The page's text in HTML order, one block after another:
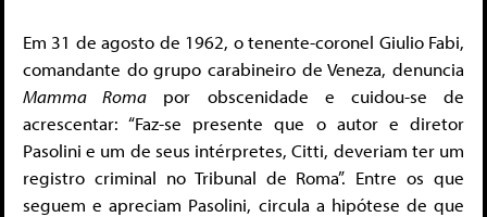
Em 31 de agosto de 1962, o tenente-coronel Giulio Fabi,
comandante do grupo carabineiro de Veneza, denuncia
Mamma Roma por obscenidade e cuidou-se de
acrescentar: “Faz-se presente que o autor e diretor
Pasolini e um de seus intérpretes, Citti, deveriam ter um
registro criminal no Tribunal de Roma”. Entre os que
seguem e apreciam Pasolini, circula a hipótese de que